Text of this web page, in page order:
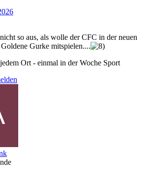
so aus, als wolle der CFC in der neuen
Gurke mitspielen....
Ort - einmal in der Woche Sport